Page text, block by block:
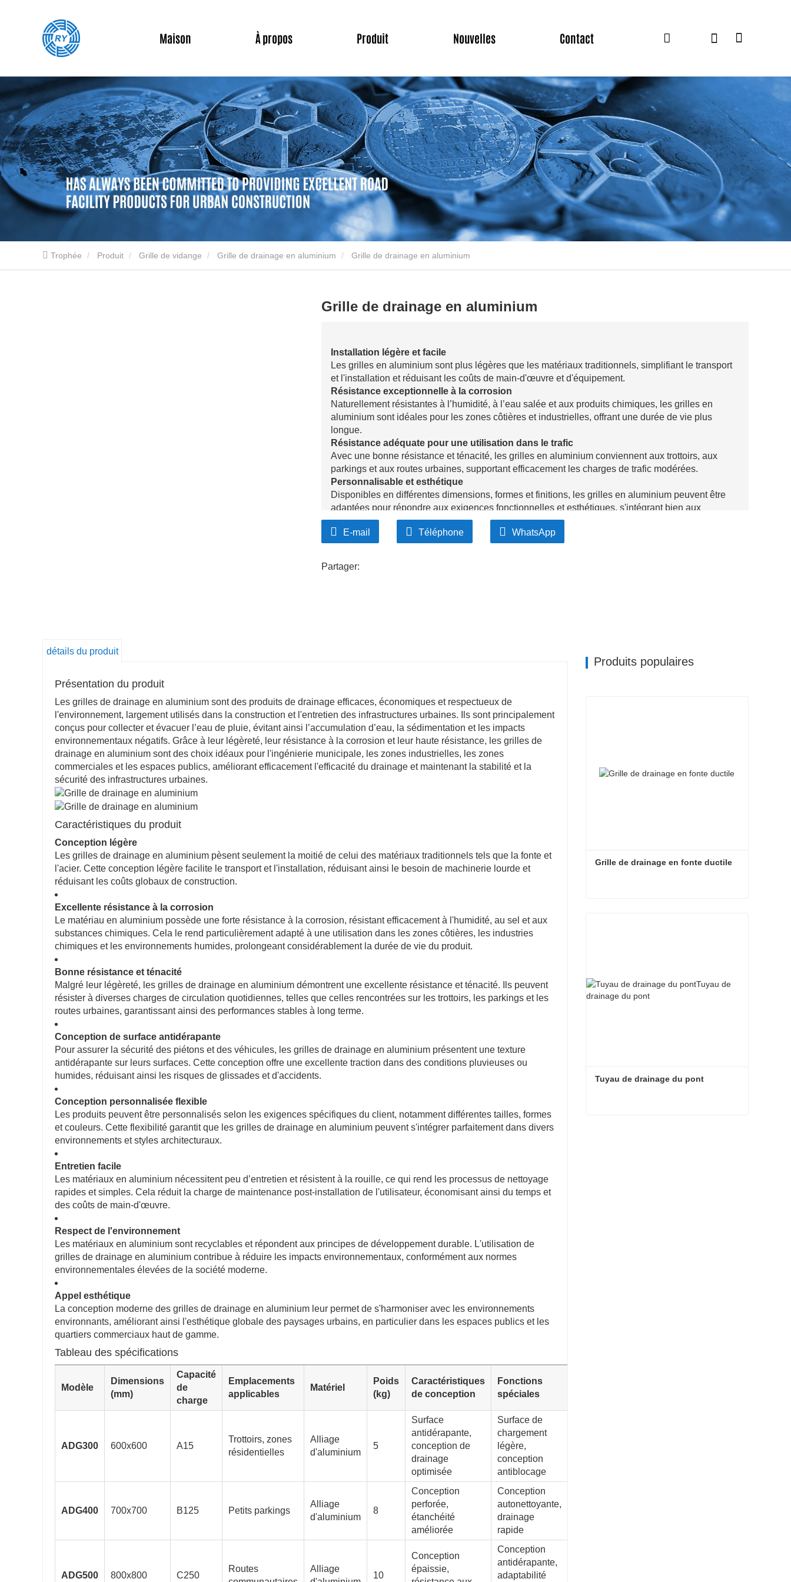
Maison À propos Produit Nouvelles Contact
Trophée Produit Grille de vidange Grille de drainage en aluminium Grille de drainage en aluminium
Grille de drainage en aluminium
Installation légère et facile
Les grilles en aluminium sont plus légères que les matériaux traditionnels, simplifiant le transport
et l'installation et réduisant les coûts de main-d'œuvre et d'équipement.
Résistance exceptionnelle à la corrosion
Naturellement résistantes à l’humidité, à l’eau salée et aux produits chimiques, les grilles en
aluminium sont idéales pour les zones côtières et industrielles, offrant une durée de vie plus
longue.
Résistance adéquate pour une utilisation dans le trafic
Avec une bonne résistance et ténacité, les grilles en aluminium conviennent aux trottoirs, aux
parkings et aux routes urbaines, supportant efficacement les charges de trafic modérées.
Personnalisable et esthétique
Disponibles en différentes dimensions, formes et finitions, les grilles en aluminium peuvent être
adaptées pour répondre aux exigences fonctionnelles et esthétiques, s'intégrant bien aux
environnements modernes.
Respectueux de l'environnement et faible entretien
L'aluminium est recyclable et résistant à la rouille, nécessitant un entretien minimal, ce qui en fait
E-mail Téléphone WhatsApp
Partager:
détails du produit
Présentation du produit
Les grilles de drainage en aluminium sont des produits de drainage efficaces, économiques et respectueux de
l'environnement, largement utilisés dans la construction et l'entretien des infrastructures urbaines. Ils sont principalement
conçus pour collecter et évacuer l’eau de pluie, évitant ainsi l’accumulation d’eau, la sédimentation et les impacts
environnementaux négatifs. Grâce à leur légèreté, leur résistance à la corrosion et leur haute résistance, les grilles de
drainage en aluminium sont des choix idéaux pour l'ingénierie municipale, les zones industrielles, les zones
commerciales et les espaces publics, améliorant efficacement l'efficacité du drainage et maintenant la stabilité et la
sécurité des infrastructures urbaines.
Caractéristiques du produit
Conception légère
Les grilles de drainage en aluminium pèsent seulement la moitié de celui des matériaux traditionnels tels que la fonte et
l'acier. Cette conception légère facilite le transport et l'installation, réduisant ainsi le besoin de machinerie lourde et
réduisant les coûts globaux de construction.
Excellente résistance à la corrosion
Le matériau en aluminium possède une forte résistance à la corrosion, résistant efficacement à l'humidité, au sel et aux
substances chimiques. Cela le rend particulièrement adapté à une utilisation dans les zones côtières, les industries
chimiques et les environnements humides, prolongeant considérablement la durée de vie du produit.
Bonne résistance et ténacité
Malgré leur légèreté, les grilles de drainage en aluminium démontrent une excellente résistance et ténacité. Ils peuvent
résister à diverses charges de circulation quotidiennes, telles que celles rencontrées sur les trottoirs, les parkings et les
routes urbaines, garantissant ainsi des performances stables à long terme.
Conception de surface antidérapante
Pour assurer la sécurité des piétons et des véhicules, les grilles de drainage en aluminium présentent une texture
antidérapante sur leurs surfaces. Cette conception offre une excellente traction dans des conditions pluvieuses ou
humides, réduisant ainsi les risques de glissades et d'accidents.
Conception personnalisée flexible
Les produits peuvent être personnalisés selon les exigences spécifiques du client, notamment différentes tailles, formes
et couleurs. Cette flexibilité garantit que les grilles de drainage en aluminium peuvent s'intégrer parfaitement dans divers
environnements et styles architecturaux.
Entretien facile
Les matériaux en aluminium nécessitent peu d’entretien et résistent à la rouille, ce qui rend les processus de nettoyage
rapides et simples. Cela réduit la charge de maintenance post-installation de l'utilisateur, économisant ainsi du temps et
des coûts de main-d'œuvre.
Respect de l'environnement
Les matériaux en aluminium sont recyclables et répondent aux principes de développement durable. L'utilisation de
grilles de drainage en aluminium contribue à réduire les impacts environnementaux, conformément aux normes
environnementales élevées de la société moderne.
Appel esthétique
La conception moderne des grilles de drainage en aluminium leur permet de s'harmoniser avec les environnements
environnants, améliorant ainsi l'esthétique globale des paysages urbains, en particulier dans les espaces publics et les
quartiers commerciaux haut de gamme.
Tableau des spécifications
Modèle
Dimensions
(mm)
Capacité
de
charge
Emplacements
applicables
Matériel
Poids
(kg)
Caractéristiques
de conception
Fonctions
spéciales
ADG300 600x600 A15
Trottoirs, zones
résidentielles
Alliage
d'aluminium
5
Surface
antidérapante,
conception de
drainage
optimisée
Surface de
chargement
légère,
conception
antiblocage
ADG400 700x700 B125 Petits parkings
Alliage
d'aluminium
8
Conception
perforée,
étanchéité
améliorée
Conception
autonettoyante,
drainage
rapide
ADG500 800x800 C250
Routes
Alliage
10
Conception
épaissie,
Conception
antidérapante,
adaptabilité
Produits populaires
Grille de drainage en fonte ductile
Tuyau de drainage du pont